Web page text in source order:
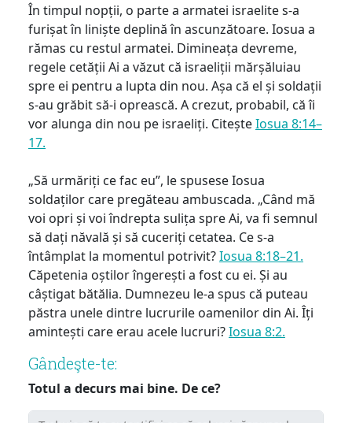
În timpul nopții, o parte a armatei israelite s-a
furișat în liniște deplină în ascunzătoare. Iosua a
rămas cu restul armatei. Dimineața devreme,
regele cetății Ai a văzut că israeliții mărșăluiau
spre ei pentru a lupta din nou. Așa că el și soldații
s-au grăbit să-i oprească. A crezut, probabil, că îi
vor alunga din nou pe israeliți. CiteșteIosua 8:14–
17.
„Să urmăriți ce fac eu”, le spusese Iosua
soldaților care pregăteau ambuscada. „Când mă
voi opri și voi îndrepta sulița spre Ai, va fi semnul
să dați năvală și să cuceriți cetatea. Ce s-a
întâmplat la momentul potrivit?Iosua 8:18–21.
Căpetenia oștilor îngerești a fost cu ei. Și au
câștigat bătălia. Dumnezeu le-a spus că puteau
păstra unele dintre lucrurile oamenilor din Ai. Îți
amintești care erau acele lucruri?Iosua 8:2.
Gândeşte-te:
Totul a decurs mai bine. De ce?